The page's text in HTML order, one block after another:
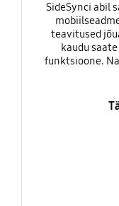
SideSynci abil
teavitused
kaudu
funktsioone.